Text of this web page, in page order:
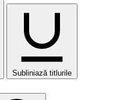
Subliniază titlurile